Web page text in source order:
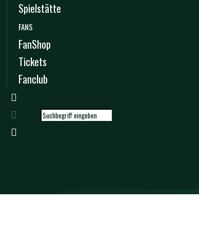
Spielstätte
FANS
FanShop
Tickets
Fanclub